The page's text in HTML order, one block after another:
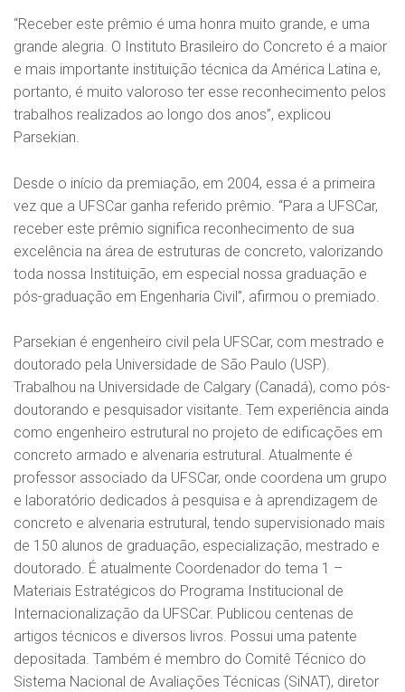
“Receber este prêmio é uma honra muito grande, e uma
grande alegria. O Instituto Brasileiro do Concreto é a maior
e mais importante instituição técnica da América Latina e,
portanto, é muito valoroso ter esse reconhecimento pelos
trabalhos realizados ao longo dos anos”, explicou
Parsekian.
Desde o início da premiação, em 2004, essa é a primeira
vez que a UFSCar ganha referido prêmio. “Para a UFSCar,
receber este prêmio significa reconhecimento de sua
excelência na área de estruturas de concreto, valorizando
toda nossa Instituição, em especial nossa graduação e
pós-graduação em Engenharia Civil”, afirmou o premiado.
Parsekian é engenheiro civil pela UFSCar, com mestrado e
doutorado pela Universidade de São Paulo (USP).
Trabalhou na Universidade de Calgary (Canadá), como pós-
doutorando e pesquisador visitante. Tem experiência ainda
como engenheiro estrutural no projeto de edificações em
concreto armado e alvenaria estrutural. Atualmente é
professor associado da UFSCar, onde coordena um grupo
e laboratório dedicados à pesquisa e à aprendizagem de
concreto e alvenaria estrutural, tendo supervisionado mais
de 150 alunos de graduação, especialização, mestrado e
doutorado. É atualmente Coordenador do tema 1 –
Materiais Estratégicos do Programa Institucional de
Internacionalização da UFSCar. Publicou centenas de
artigos técnicos e diversos livros. Possui uma patente
depositada. Também é membro do Comitê Técnico do
Sistema Nacional de Avaliações Técnicas (SiNAT), diretor